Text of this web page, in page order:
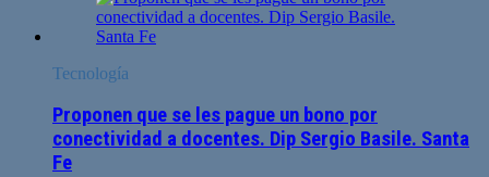
Tecnología
Proponen que se les pague un bono por
conectividad a docentes. Dip Sergio Basile. Santa
Fe